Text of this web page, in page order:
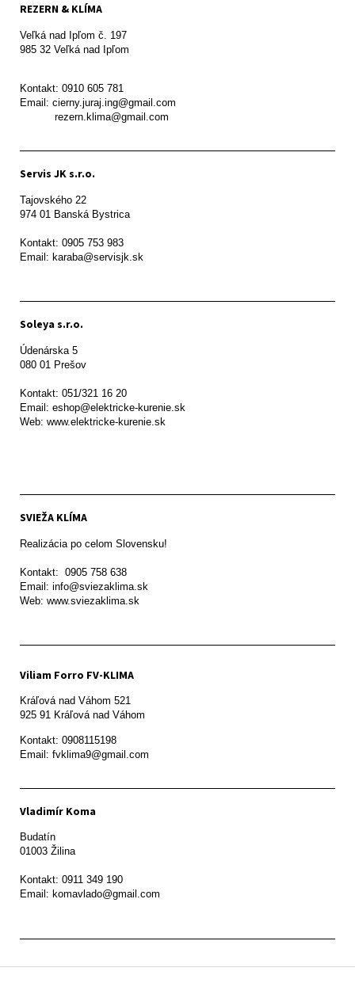
REZERN & KLÍMA
Veľká nad Ipľom č. 197
985 32 Veľká nad Ipľom
Kontakt: 0910 605 781
Email: cierny.juraj.ing@gmail.com
           rezern.klima@gmail.com
Servis JK s.r.o.
Tajovského 22
974 01 Banská Bystrica
Kontakt: 0905 753 983
Email: karaba@servisjk.sk
Soleya s.r.o.
Údenárska 5
080 01 Prešov
Kontakt: 051/321 16 20
Email: eshop@elektricke-kurenie.sk
Web: www.elektricke-kurenie.sk
SVIEŽA KLÍMA
Realizácia po celom Slovensku!
Kontakt:  0905 758 638
Email: info@sviezaklima.sk
Web: www.sviezaklima.sk
Viliam Forro FV-KLIMA
Kráľová nad Váhom 521
Kontakt: 0908115198
Email: fvklima9@gmail.com
Vladimír Koma
Budatín
01003 Žilina
Kontakt: 0911 349 190